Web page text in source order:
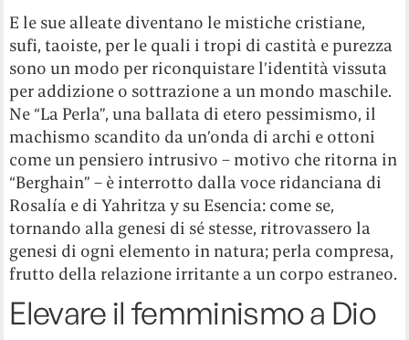
E le sue alleate diventano le mistiche cristiane,
sufi, taoiste, per le quali i tropi di castità e purezza
sono un modo per riconquistare l’identità vissuta
per addizione o sottrazione a un mondo maschile.
Ne “La Perla”, una ballata di etero pessimismo, il
machismo scandito da un’onda di archi e ottoni
come un pensiero intrusivo – motivo che ritorna in
“Berghain” – è interrotto dalla voce ridanciana di
Rosalía e di Yahritza y su Esencia: come se,
tornando alla genesi di sé stesse, ritrovassero la
genesi di ogni elemento in natura; perla compresa,
frutto della relazione irritante a un corpo estraneo.
Elevare il femminismo a Dio